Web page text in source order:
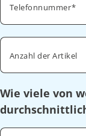
Telefonnummer
Anzahl der Artikel
Wie viele von